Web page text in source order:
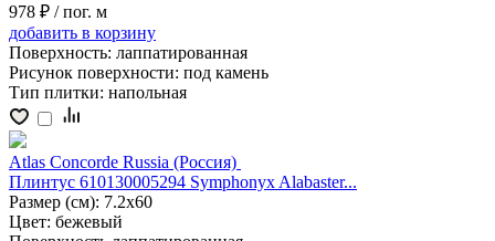
978 ₽ / пог. м
добавить в корзину
Поверхность: лаппатированная
Рисунок поверхности: под камень
Тип плитки: напольная
Atlas Concorde Russia (Россия)
Плинтус 610130005294 Symphonyx Alabaster...
Размер (см): 7.2x60
Цвет: бежевый